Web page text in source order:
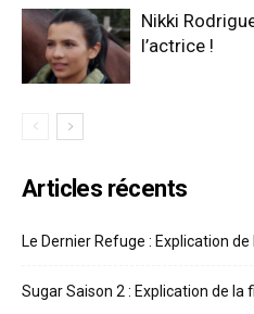
Nikki
l’actrice !
Articles récents
Le Dernier Refuge : Explication de
Sugar Saison 2 : Explication de la